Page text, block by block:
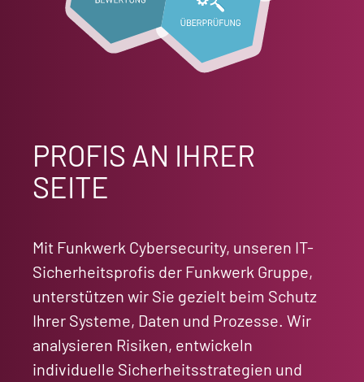
PROFIS AN IHRER
SEITE
Mit Funkwerk Cybersecurity, unseren IT-
Sicherheitsprofis der Funkwerk Gruppe,
unterstützen wir Sie gezielt beim Schutz
Ihrer Systeme, Daten und Prozesse. Wir
analysieren Risiken, entwickeln
individuelle Sicherheitsstrategien und